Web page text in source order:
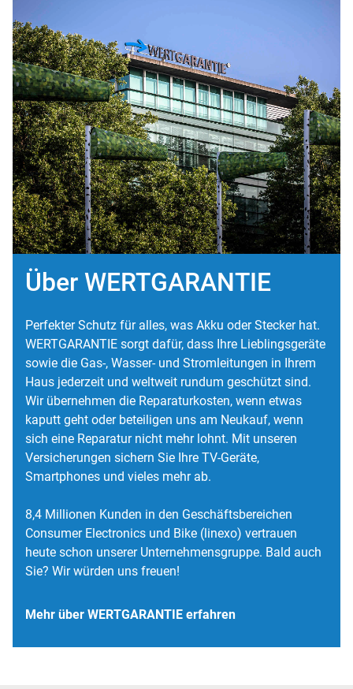
Über WERTGARANTIE
Perfekter Schutz für alles, was Akku oder Stecker hat.
WERTGARANTIE sorgt dafür, dass Ihre Lieblingsgeräte
sowie die Gas-, Wasser- und Stromleitungen in Ihrem
Haus jederzeit und weltweit rundum geschützt sind.
Wir übernehmen die Reparaturkosten, wenn etwas
kaputt geht oder beteiligen uns am Neukauf, wenn
sich eine Reparatur nicht mehr lohnt. Mit unseren
Versicherungen sichern Sie Ihre TV-Geräte,
Smartphones und vieles mehr ab.
8,4 Millionen Kunden in den Geschäftsbereichen
Consumer Electronics und Bike (linexo) vertrauen
heute schon unserer Unternehmensgruppe. Bald auch
Sie? Wir würden uns freuen!
Mehr über WERTGARANTIE erfahren